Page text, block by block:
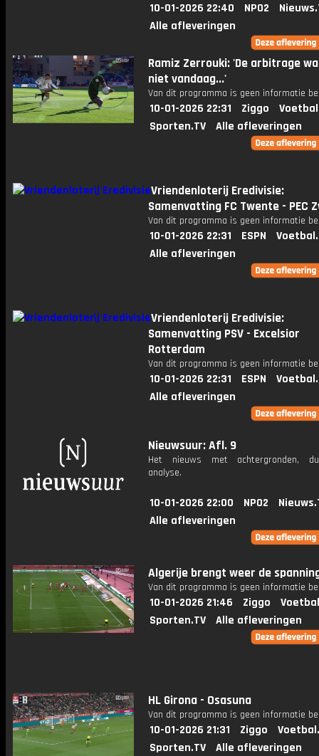
10-01-2026 22:40 NPO2
Alle afleveringen
Ramiz Zerrouki: 'De arbitrage
niet vandaag...'
Van dit programma is geen informatie
10-01-2026 22:31 Ziggo
Sporten.TV
Alle afleveringen
Vriendenloterij Eredivisie:
Samenvatting FC Twente - PEC
Van dit programma is geen informatie
10-01-2026 22:31 ESPN
Alle afleveringen
Vriendenloterij Eredivisie:
Samenvatting PSV - Excelsior
Rotterdam
Van dit programma is geen informatie
10-01-2026 22:31 ESPN
Alle afleveringen
Nieuwsuur: Afl. 9
Het nieuws met achtergronden,
analyse.
10-01-2026 22:00 NPO2
Alle afleveringen
Algerije brengt weer de
Van dit programma is geen informatie
10-01-2026 21:46 Ziggo
Sporten.TV
Alle afleveringen
HL Girona - Osasuna
Van dit programma is geen informatie
10-01-2026 21:31 Ziggo
Sporten.TV
Alle afleveringen